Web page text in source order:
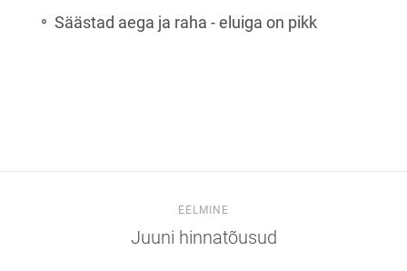
Säästad aega ja raha - eluiga on pikk
EELMINE
Juuni hinnatõusud